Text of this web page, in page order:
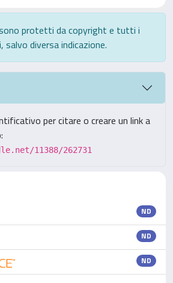
protetti da copyright e tutti i
diversa indicazione.
per citare o creare un link a
11388/262731
ND
ND
ND